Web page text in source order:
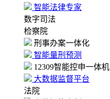
智能法律专家
数字司法
检察院
刑事办案一体化
智能量刑预测
12309智能控申一体机
大数据监督平台
法院